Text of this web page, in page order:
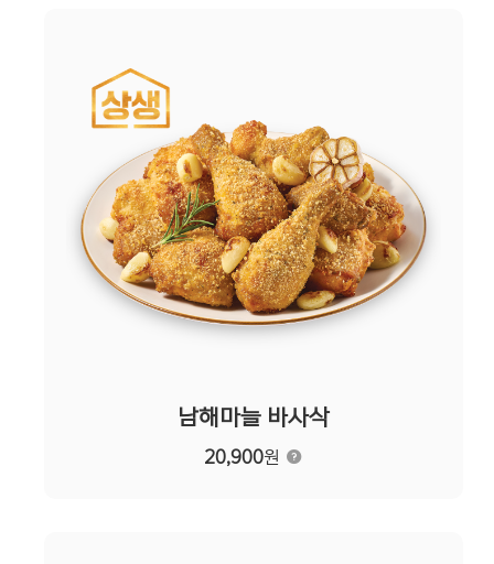
남해마늘 바사삭
20,900원